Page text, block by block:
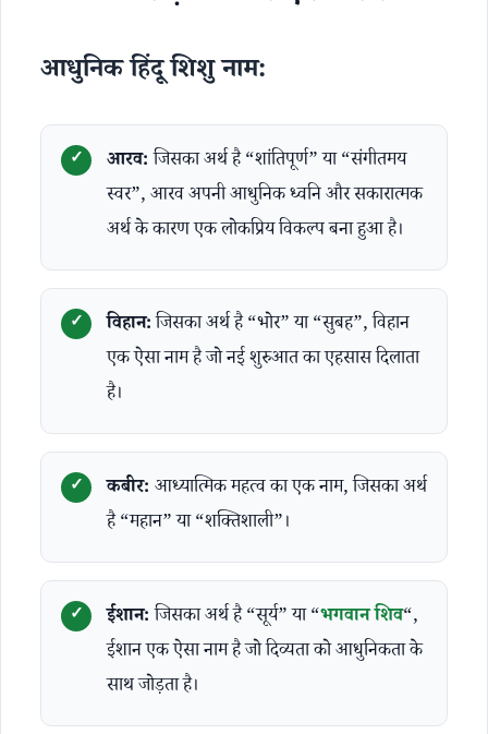
आधुनिक हिंदू शिशु नाम:
आरव:जिसका अर्थ है “शांतिपूर्ण” या “संगीतमय
स्वर”, आरव अपनी आधुनिक ध्वनि और सकारात्मक
अर्थ के कारण एक लोकप्रिय विकल्प बना हुआ है।
विहान:जिसका अर्थ है “भोर” या “सुबह”, विहान
एक ऐसा नाम है जो नई शुरुआत का एहसास दिलाता
है।
कबीर: आध्यात्मिक महत्व का एक नाम, जिसका अर्थ
है “महान” या “शक्तिशाली”।
ईशान:जिसका अर्थ है “सूर्य” या “भगवान शिव“,
ईशान एक ऐसा नाम है जो दिव्यता को आधुनिकता के
साथ जोड़ता है।